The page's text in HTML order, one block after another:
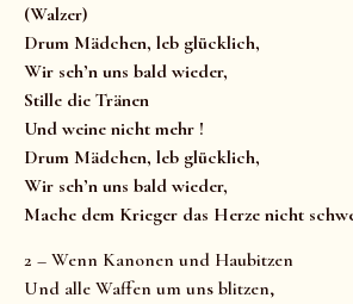
(Walzer)
Drum Mädchen, leb glücklich,
Wir seh’n uns bald wieder,
Stille die Tränen
Und weine nicht mehr !
Drum Mädchen, leb glücklich,
Wir seh’n uns bald wieder,
Mache dem Krieger das Herze nicht
2 – Wenn Kanonen und Haubitzen
Und alle Waffen um uns blitzen,